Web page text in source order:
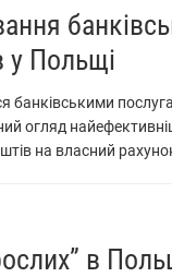
у Польщі
банківськими
огляд
на власний
в